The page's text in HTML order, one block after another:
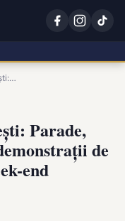
Parade,
de
end